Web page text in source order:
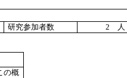
研究参加者数 2 人
の概